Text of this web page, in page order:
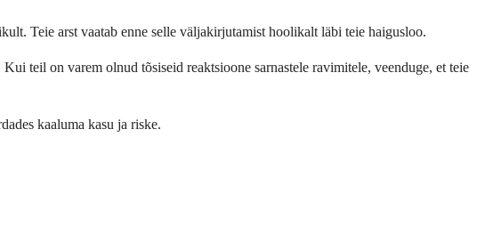
Teie arst vaatab enne selle väljakirjutamist hoolikalt läbi teie haigusloo.
teil on varem olnud tõsiseid reaktsioone sarnastele ravimitele, veenduge, et teie
kaaluma kasu ja riske.